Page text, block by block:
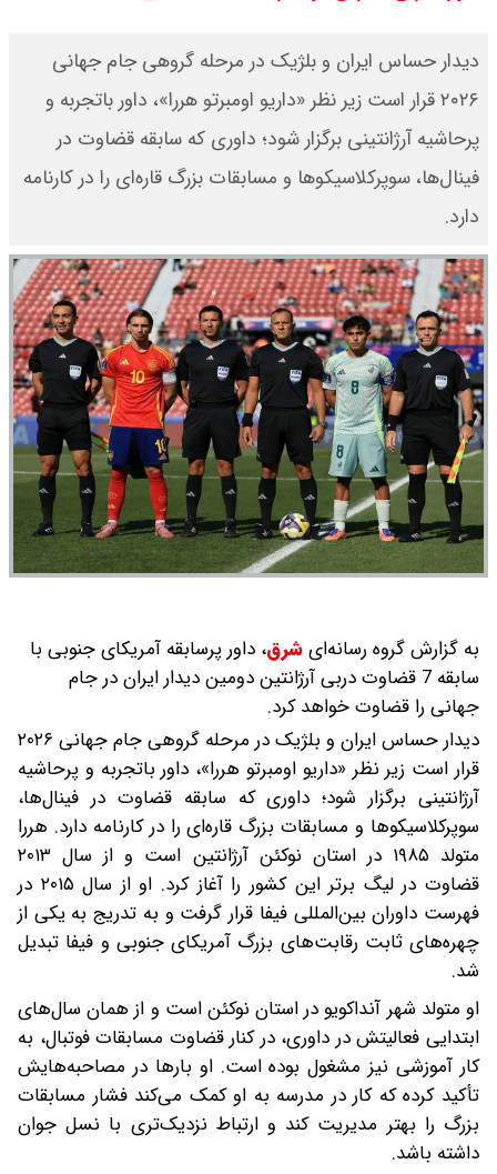
سنتی جمهوری‌خواهان را از دست می
دهد؟
بنزین برای دولت چقدر تمام می شود؟
درصد افزایش می دهند
دیدار حساس ایران و بلژیک در مرحله گروهی جام جهانی
۲۰۲۶ قرار است زیر نظر «داریو اومبرتو هررا»، داور باتجربه و
پرحاشیه آرژانتینی برگزار شود؛ داوری که سابقه قضاوت در
فینال‌ها، سوپرکلاسیکوها و مسابقات بزرگ قاره‌ای را در کارنامه
دارد.
به گزارش گروه رسانه‌ایشرق، داور پرسابقه آمریکای جنوبی با
سابقه 7 قضاوت دربی آرژانتین دومین دیدار ایران در جام
جهانی را قضاوت خواهد کرد.
دیدار حساس ایران و بلژیک در مرحله گروهی جام جهانی ۲۰۲۶
قرار است زیر نظر «داریو اومبرتو هررا»، داور باتجربه و پرحاشیه
آرژانتینی برگزار شود؛ داوری که سابقه قضاوت در فینال‌ها،
سوپرکلاسیکوها و مسابقات بزرگ قاره‌ای را در کارنامه دارد. هررا
متولد ۱۹۸۵ در استان نوکئن آرژانتین است و از سال ۲۰۱۳
قضاوت در لیگ برتر این کشور را آغاز کرد. او از سال ۲۰۱۵ در
فهرست داوران بین‌المللی فیفا قرار گرفت و به تدریج به یکی از
چهره‌های ثابت رقابت‌های بزرگ آمریکای جنوبی و فیفا تبدیل
شد.
او متولد شهر آنداکویو در استان نوکئن است و از همان سال‌های
ابتدایی فعالیتش در داوری، در کنار قضاوت مسابقات فوتبال، به
کار آموزشی نیز مشغول بوده است. او بارها در مصاحبه‌هایش
تأکید کرده که کار در مدرسه به او کمک می‌کند فشار مسابقات
بزرگ را بهتر مدیریت کند و ارتباط نزدیک‌تری با نسل جوان
داشته باشد.